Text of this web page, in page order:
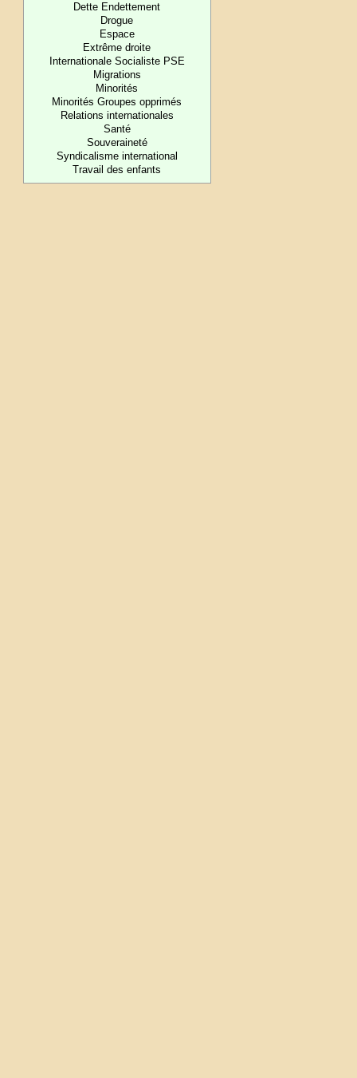
Dette Endettement
Drogue
Espace
Extrême droite
Internationale Socialiste PSE
Migrations
Minorités
Minorités Groupes opprimés
Relations internationales
Santé
Souveraineté
Syndicalisme international
Travail des enfants